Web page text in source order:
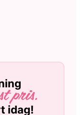
pris.
idag!